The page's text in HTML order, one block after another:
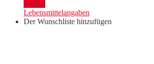
Lovers
Box"
Menge
Lebensmittelangaben
Der Wunschliste hinzufügen